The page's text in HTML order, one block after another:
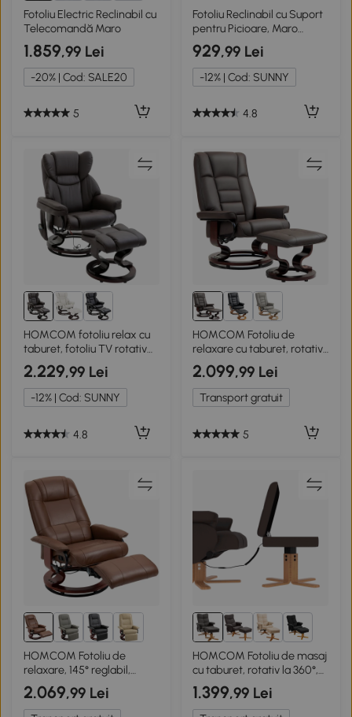
2+
Fotoliu Electric Reclinabil cu
Telecomandă Maro
1.859,99 Lei
-20% | Cod: SALE20
5
Fotoliu Reclinabil cu Suport
pentru Picioare, Maro
Deschis
929,99 Lei
-12% | Cod: SUNNY
4.8
HOMCOM fotoliu relax cu
taburet, fotoliu TV rotativ
360° cu masaj, funcție
șezlong, fotoliu cu masaj și
buzunar lateral, fotoliu
recliner, piele ecologică
2.229,99 Lei
-12% | Cod: SUNNY
4.8
HOMCOM Fotoliu de
relaxare cu taburet, rotativ
& inalt reglabil, piele
ecologică, până la 150 kg,
cadru din lemn, Maro
2.099,99 Lei
Transport gratuit
5
HOMCOM Fotoliu de
relaxare, 145° reglabil,
suport de picioare ajustabil,
piele ecologică, 360°
rotativ, până la 120 kg,
2.069,99 Lei
2+
HOMCOM Fotoliu de masaj
cu taburet, rotativ la 360°,
fotoliu de relaxare electric
cu funcții de culcare și
spațiu de depozitare,
1.399,99 Lei